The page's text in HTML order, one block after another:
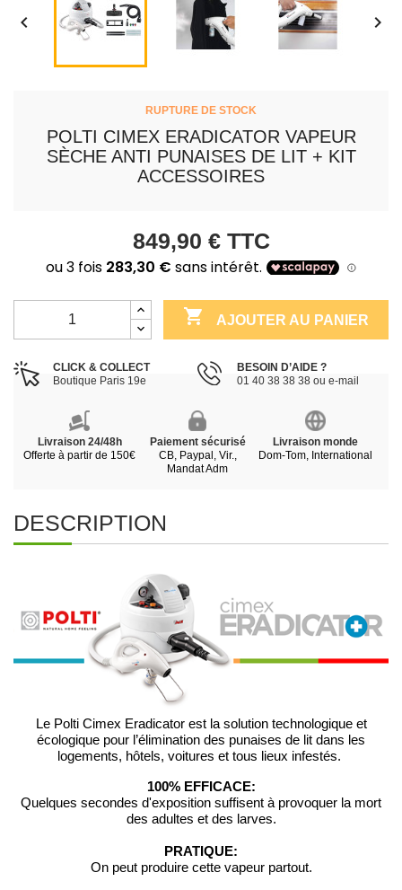
 
RUPTURE DE STOCK
POLTI CIMEX ERADICATOR VAPEUR
SÈCHE ANTI PUNAISES DE LIT + KIT
ACCESSOIRES
849,90 € TTC
 AJOUTER AU PANIER
CLICK & COLLECT
Boutique Paris 19e
BESOIN D’AIDE ?
01 40 38 38 38 ou e-mail
Livraison 24/48h
Offerte à partir de 150€
Paiement sécurisé
CB, Paypal, Vir.,
Mandat Adm
Livraison monde
Dom-Tom, International
DESCRIPTION
Le Polti Cimex Eradicator est la solution technologique et
écologique pour l’élimination des punaises de lit dans les
logements, hôtels, voitures et tous lieux infestés.
100% EFFICACE:
Quelques secondes d'exposition suffisent à provoquer la mort
des adultes et des larves.
PRATIQUE:
On peut produire cette vapeur partout.